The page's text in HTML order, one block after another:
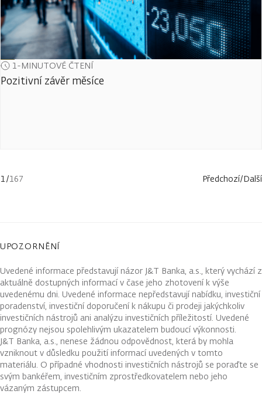
1-MINUTOVÉ ČTENÍ
Pozitivní závěr měsíce
1/167 Předchozí/Další
UPOZORNĚNÍ
Uvedené informace představují názor J&T Banka, a.s., který vychází z
aktuálně dostupných informací v čase jeho zhotovení k výše
uvedenému dni. Uvedené informace nepředstavují nabídku, investiční
poradenství, investiční doporučení k nákupu či prodeji jakýchkoliv
investičních nástrojů ani analýzu investičních příležitostí. Uvedené
prognózy nejsou spolehlivým ukazatelem budoucí výkonnosti.
J&T Banka, a.s., nenese žádnou odpovědnost, která by mohla
vzniknout v důsledku použití informací uvedených v tomto
materiálu. O případné vhodnosti investičních nástrojů se poraďte se
svým bankéřem, investičním zprostředkovatelem nebo jeho
vázaným zástupcem.